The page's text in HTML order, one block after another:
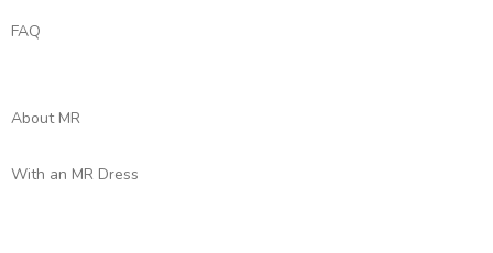
FAQ
About MR
With an MR Dress